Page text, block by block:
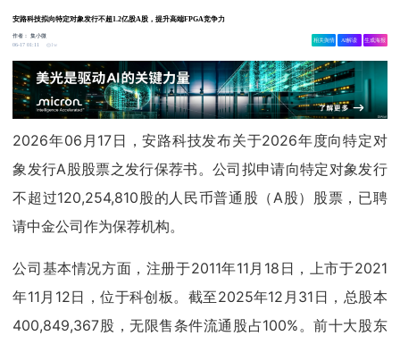
安路科技拟向特定对象发行不超1.2亿股A股，提升高端FPGA竞争力
作者：集小微
06-17 01:11
1w
相关舆情 AI解读 生成海报
2026年06月17日，安路科技发布关于2026年度向特定对
象发行A股股票之发行保荐书。公司拟申请向特定对象发行
不超过120,254,810股的人民币普通股（A股）股票，已聘
请中金公司作为保荐机构。
公司基本情况方面，注册于2011年11月18日，上市于2021
年11月12日，位于科创板。截至2025年12月31日，总股本
400,849,367股，无限售条件流通股占100%。前十大股东